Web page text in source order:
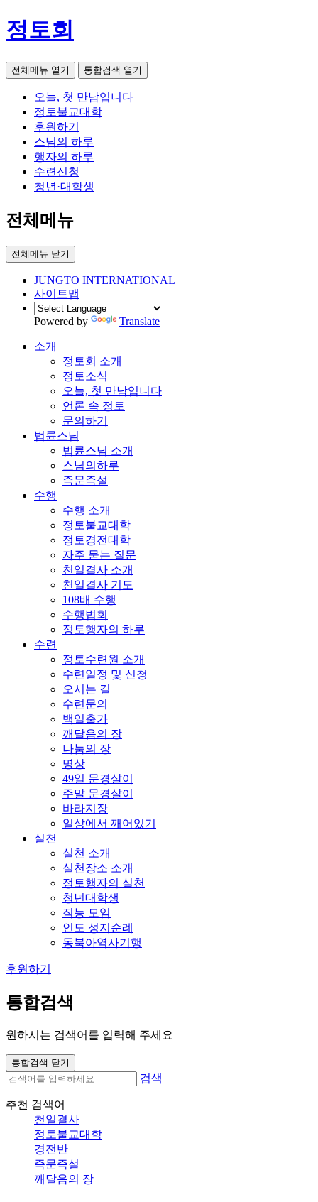
정토회
전체메뉴 열기 통합검색 열기
오늘, 첫 만남입니다
정토불교대학
후원하기
스님의 하루
행자의 하루
수련신청
청년·대학생
전체메뉴
전체메뉴 닫기
JUNGTO INTERNATIONAL
사이트맵
Powered by Translate
소개
정토회 소개
정토소식
오늘, 첫 만남입니다
언론 속 정토
문의하기
법륜스님
법륜스님 소개
스님의하루
즉문즉설
수행
수행 소개
정토불교대학
정토경전대학
자주 묻는 질문
천일결사 소개
천일결사 기도
108배 수행
수행법회
정토행자의 하루
수련
정토수련원 소개
수련일정 및 신청
오시는 길
수련문의
백일출가
깨달음의 장
나눔의 장
명상
49일 문경살이
주말 문경살이
바라지장
일상에서 깨어있기
실천
실천 소개
실천장소 소개
정토행자의 실천
청년대학생
직능 모임
인도 성지순례
동북아역사기행
후원하기
통합검색
원하시는 검색어를 입력해 주세요
통합검색 닫기
검색
추천 검색어
천일결사
정토불교대학
경전반
즉문즉설
깨달음의 장